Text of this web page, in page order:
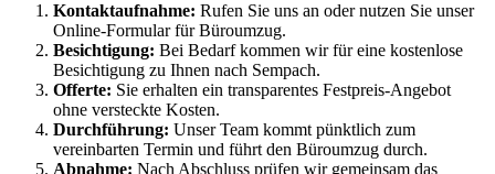
Kontaktaufnahme: Rufen Sie uns an oder nutzen Sie unser
Online-Formular für Büroumzug.
Besichtigung: Bei Bedarf kommen wir für eine kostenlose
Besichtigung zu Ihnen nach Sempach.
Offerte: Sie erhalten ein transparentes Festpreis-Angebot
ohne versteckte Kosten.
Durchführung: Unser Team kommt pünktlich zum
vereinbarten Termin und führt den Büroumzug durch.
Abnahme: Nach Abschluss prüfen wir gemeinsam das